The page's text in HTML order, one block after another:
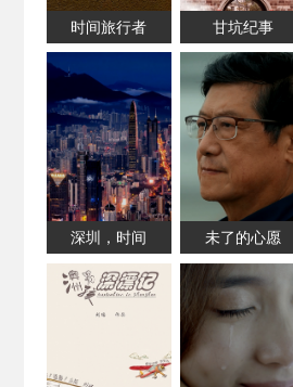
时间旅行者 甘坑纪事
深圳，时间 未了的心愿